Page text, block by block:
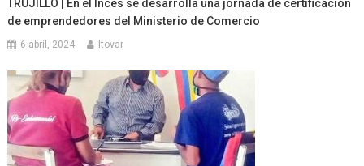
TRUJILLO | En el Inces se desarrolla una jornada de certificación
de emprendedores del Ministerio de Comercio
6 abril, 2024 ltovar